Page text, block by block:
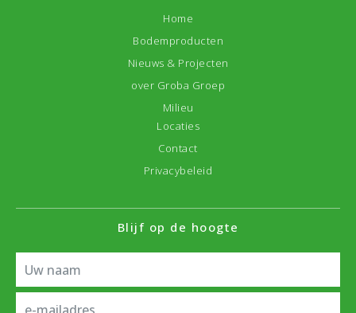
Home
Bodemproducten
Nieuws & Projecten
over Groba Groep
Milieu
Locaties
Contact
Privacybeleid
Blijf op de hoogte